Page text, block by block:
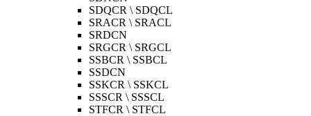
SDQCR \ SDQCL
SRACR \ SRACL
SRDCN
SRGCR \ SRGCL
SSBCR \ SSBCL
SSDCN
SSKCR \ SSKCL
SSSCR \ SSSCL
STFCR \ STFCL